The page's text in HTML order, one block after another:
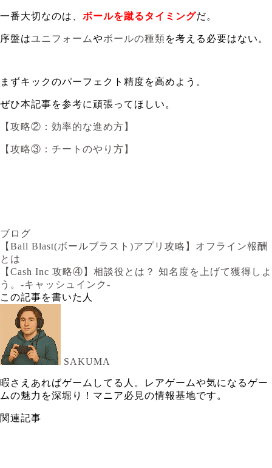
一番大切なのは、 ボールを蹴るタイミングだ。
序盤はユニフォームやボールの種類を考える必要はない。
まずキックのパーフェクト精度を高めよう。
ぜひ本記事を参考に頑張ってほしい。
【攻略②：効率的な進め方】
【攻略③：チートのやり方】
ブログ
【Ball Blast(ボールブラスト)アプリ攻略】オフライン報酬
とは
【Cash Inc 攻略④】相談役とは？ 知名度を上げて獲得しよ
う。-キャッシュインク-
この記事を書いた人
SAKUMA
暇さえあればゲームしてる人。レアゲームや気になるゲー
ムの魅力を深堀り！マニア必見の情報基地です。
関連記事